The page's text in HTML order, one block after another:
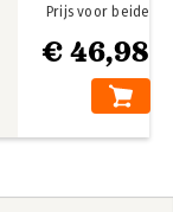
€ 46,98
Prijs voor beide